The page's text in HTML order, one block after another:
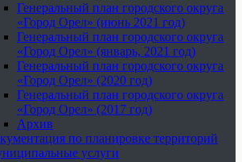
Генеральный план городского округа
«Город Орел» (июнь 2021 год)
Генеральный план городского округа
«Город Орел» (январь, 2021 год)
Генеральный план городского округа
«Город Орел» (2020 год)
Генеральный план городского округа
«Город Орел» (2017 год)
Архив
по планировке территорий
услуги